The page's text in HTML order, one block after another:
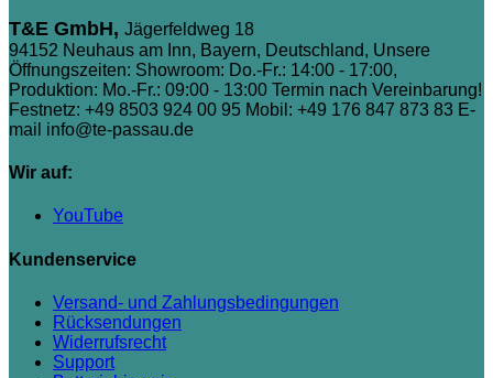
T&E GmbH, Jägerfeldweg 18
94152 Neuhaus am Inn, Bayern, Deutschland, Unsere
Öffnungszeiten: Showroom: Do.-Fr.: 14:00 - 17:00,
Produktion: Mo.-Fr.: 09:00 - 13:00 Termin nach Vereinbarung!
Festnetz: +49 8503 924 00 95 Mobil: +49 176 847 873 83 E-
mail info@te-passau.de
Wir auf:
YouTube
Kundenservice
Versand- und Zahlungsbedingungen
Rücksendungen
Widerrufsrecht
Support